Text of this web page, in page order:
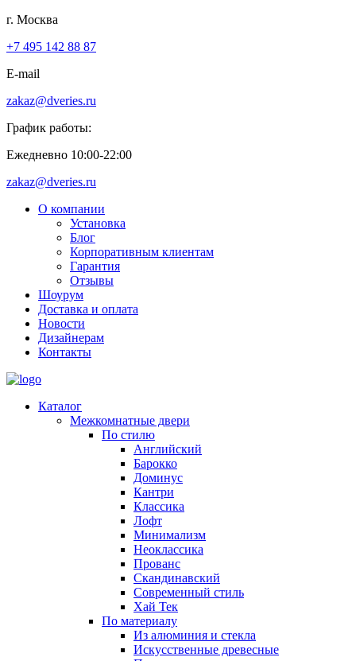
г. Москва
+7 495 142 88 87
E-mail
zakaz@dveries.ru
График работы:
Ежедневно 10:00-22:00
zakaz@dveries.ru
О компании
Установка
Блог
Корпоративным клиентам
Гарантия
Отзывы
Шоурум
Доставка и оплата
Новости
Дизайнерам
Контакты
Каталог
Межкомнатные двери
По стилю
Английский
Барокко
Доминус
Кантри
Классика
Лофт
Минимализм
Неоклассика
Прованс
Скандинавский
Современный стиль
Хай Тек
По материалу
Из алюминия и стекла
Искусственные древесные